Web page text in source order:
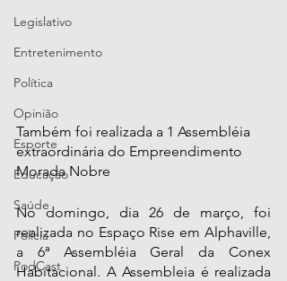
Legislativo
Entretenimento
Política
Opinião
Esporte
Educação
Saúde
Polícia
PodCast
Também foi realizada a 1 Assembléia
extraordinária do Empreendimento
Morada Nobre
No domingo, dia 26 de março, foi
realizada no Espaço Rise em Alphaville,
a 6ª Assembléia Geral da Conex
Habitacional. A Assembleia é realizada